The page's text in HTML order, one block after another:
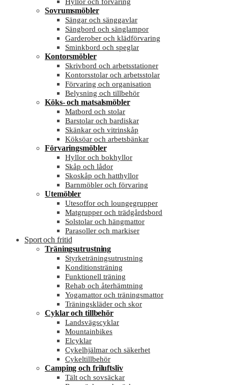
Sovrumsmöbler
Sängar och sänggavlar
Sängbord och sänglampor
Garderober och klädförvaring
Sminkbord och speglar
Kontorsmöbler
Skrivbord och arbetsstationer
Kontorsstolar och arbetsstolar
Förvaring och organisation
Belysning och tillbehör
Köks- och matsalsmöbler
Matbord och stolar
Barstolar och bardiskar
Skänkar och vitrinskåp
Köksöar och arbetsbänkar
Förvaringsmöbler
Hyllor och bokhyllor
Skåp och lådor
Skoskåp och hatthyllor
Barnmöbler och förvaring
Utemöbler
Utesoffor och loungegrupper
Matgrupper och trädgårdsbord
Solstolar och hängmattor
Parasoller och markiser
Sport och fritid
Träningsutrustning
Styrketräningsutrustning
Konditionsträning
Funktionell träning
Rehab och återhämtning
Yogamattor och träningsmattor
Träningskläder och skor
Cyklar och tillbehör
Landsvägscyklar
Mountainbikes
Elcyklar
Cykelhjälmar och säkerhet
Cykeltillbehör
Camping och friluftsliv
Tält och sovsäckar